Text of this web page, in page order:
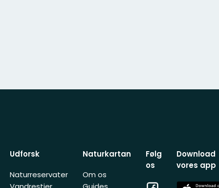
Udforsk
Naturreservater
Naturkartan
Om os
Følg
os
Download
vores app